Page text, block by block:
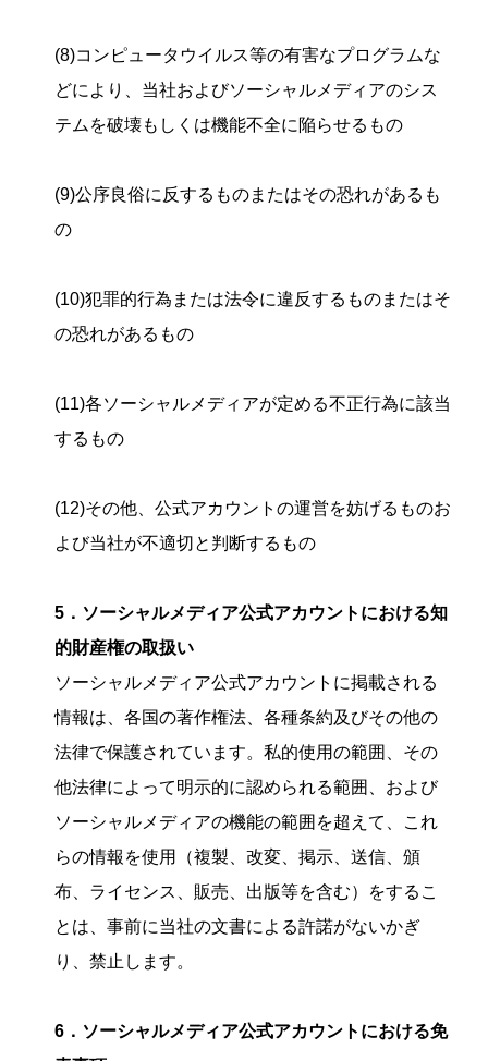
(8)コンピュータウイルス等の有害なプログラムな
どにより、当社およびソーシャルメディアのシス
テムを破壊もしくは機能不全に陥らせるもの
(9)公序良俗に反するものまたはその恐れがあるも
の
(10)犯罪的行為または法令に違反するものまたはそ
の恐れがあるもの
(11)各ソーシャルメディアが定める不正行為に該当
するもの
(12)その他、公式アカウントの運営を妨げるものお
よび当社が不適切と判断するもの
5．ソーシャルメディア公式アカウントにおける知
的財産権の取扱い
ソーシャルメディア公式アカウントに掲載される
情報は、各国の著作権法、各種条約及びその他の
法律で保護されています。私的使用の範囲、その
他法律によって明示的に認められる範囲、および
ソーシャルメディアの機能の範囲を超えて、これ
らの情報を使用（複製、改変、掲示、送信、頒
布、ライセンス、販売、出版等を含む）をするこ
とは、事前に当社の文書による許諾がないかぎ
り、禁止します。
6．ソーシャルメディア公式アカウントにおける免